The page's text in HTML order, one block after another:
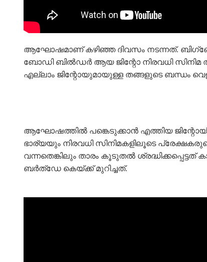
ആഘോഷമാണ് കഴിഞ്ഞ ദിവസം നടന്നത്.
ബോഡി ബിൽഡർ ആയ ജിന്റോ നിരവധി സിനിമ
എല്ലാം ജിന്റോയുമായുള്ള തങ്ങളുടെ ബന്ധം
ആഘോഷത്തിൽ പങ്കെടുക്കാൻ എത്തിയ
ഭാര്യയും നിരവധി സിനിമകളിലൂടെ
വന്നതെങ്കിലും താരം കൂടുതൽ
ബർത്ഡേ കെയ്ക്ക് മുറിച്ചത്.